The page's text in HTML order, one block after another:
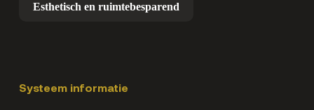
Esthetisch en ruimtebesparend
Systeem informatie